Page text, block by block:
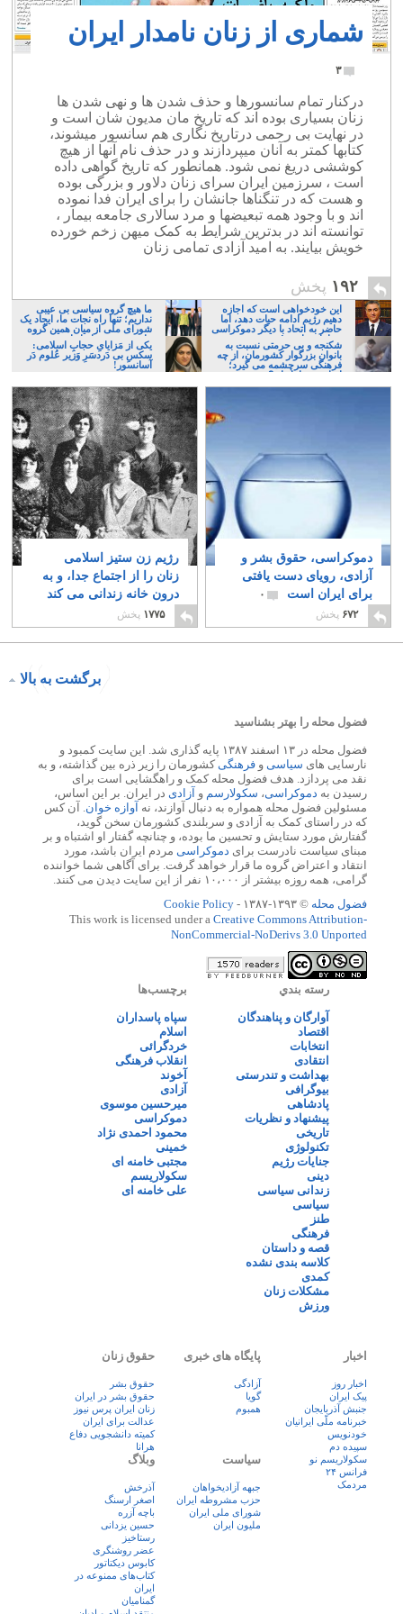
شماری از زنان نامدار ایران
۳
درکنار تمام سانسورها و حذف شدن ها و نهی شدن ها
زنان بسیاری بوده اند که تاریخ مان مدیون شان است و
در نهایت بی رحمی درتاریخ نگاری هم سانسور میشوند،
کتابها کمتر به آنان میپردازند و در حذف نام آنها از هیچ
کوششی دریغ نمی شود. همانطور که تاریخ گواهی داده
است ، سرزمین ایران سرای زنان دلاور و بزرگی بوده
و هست که در تنگناها جانشان را برای ایران فدا نموده
اند و با وجود همه تبعیضها و مرد سالاری جامعه بیمار ،
توانسته اند در بدترین شرایط به کمک میهن زخم خورده
خویش بیایند. به امید آزادی تمامی زنان
۱۹۲ پخش
این خودخواهی است که اجازه
دهیم رژیم ادامه حیات دهد، اما
حاضر به اتحاد با دیگر دموکراسی
خواهان نباشیم!
ما هیچ گروه سیاسی بی عیبی
نداریم؛ تنها راه نجات ما، ایجاد یک
شورای ملی از میان همین گروه
های پر عیب و ایراد است
شکنجه و بی حرمتی نسبت به
بانوان بزرگوار کشورمان، از چه
فرهنگی سرچشمه می گیرد؛
ایرانی، و یا تازیان؟
یکی از مَزایایِ حجابِ اسلامی:
سکسِ بی دَردسَرِ وَزیر عُلوم دَر
آسانسور!
دموکراسی، حقوق بشر و
آزادی، رویای دست یافتی
برای ایران است
۰
۶۷۲ پخش
رژیم زن ستیز اسلامی
زنان را از اجتماع جدا، و به
درون خانه زندانی می کند
۳
۱۷۷۵ پخش
برگشت به بالا
فضول محله را بهتر بشناسید
فضول محله در ۱۳ اسفند ۱۳۸۷ پایه گذاری شد. این سایت کمبود و
نارسایی های سیاسی و فرهنگی کشورمان را زیر ذره بین گذاشته، و به
نقد می پردازد. هدف فضول محله کمک و راهگشایی است برای
رسیدن به دموکراسی، سکولارسم و آزادی در ایران. بر این اساس،
مسئولین فضول محله همواره به دنبال آوازند، نه آوازه خوان . آن کس
که در راستای کمک به آزادی و سربلندی کشورمان سخن گوید،
گفتارش مورد ستایش و تحسین ما بوده، و چنانچه گفتار او اشتباه و بر
مبنای سیاست نادرست برای دموکراسی مردم ایران باشد، مورد
انتقاد و اعتراض گروه ما قرار خواهد گرفت. برای آگاهی شما خواننده
گرامی، همه روزه بیشتر از ۱۰،۰۰۰ نفر از این سایت دیدن می کنند.
فضول محله © ۱۳۹۳-۱۳۸۷ -
Cookie Policy
This work is licensed under a Creative Commons Attribution-
NonCommercial-NoDerivs 3.0 Unported
رسته بندي
آوارگان و پناهندگان
اقتصاد
انتخابات
انتقادی
بهداشت و تندرستی
بیوگرافی
پادشاهی
پیشنهاد و نظریات
تاریخی
تکنولوژی
جنایات رژیم
دینی
زندانی سیاسی
سیاسی
طنز
فرهنگی
قصه و داستان
کلاسه بندی نشده
کمدی
مشکلات زنان
ورزش
برچسب‌ها
سپاه پاسداران
اسلام
خردگرائی
انقلاب فرهنگی
آخوند
آزادی
میرحسین موسوی
دموکراسی
محمود احمدی نژاد
خمینی
مجتبی خامنه ای
سکولاریسم
علی خامنه ای
اخبار
اخبار روز
پيک ايران
جنبش آذربایجان
خبرنامه ملّی ایرانیان
خودنویس
سپیده دم
سکولاریسم نو
فرانس ۲۴
مردمک
پایگاه های خبری
آزادگی
گویا
همبوم
حقوق زنان
حقوق بشر
حقوق بشر در ایران
زنان ايران پرس نيوز
عدالت برای ایران
کمیته دانشجویی دفاع
هرانا
سیاست
جبهه آزادیخواهان
حزب مشروطه ایران
شورای ملی ایران
ملیون ایران
وبلاگ
آذرخش
اصغر ارسنگ
باچه آزره
حسین یزدانی
رستاخیز
عضر روشنگری
کابوس دیکتاتور
کتاب‌های ممنوعه در
ایران
گمنامیان